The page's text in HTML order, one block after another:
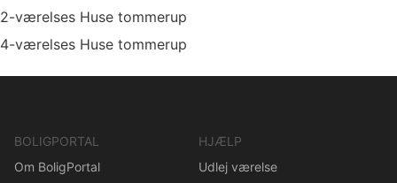
2-værelses Huse tommerup
4-værelses Huse tommerup
BOLIGPORTAL
Om BoligPortal
HJÆLP
Udlej værelse